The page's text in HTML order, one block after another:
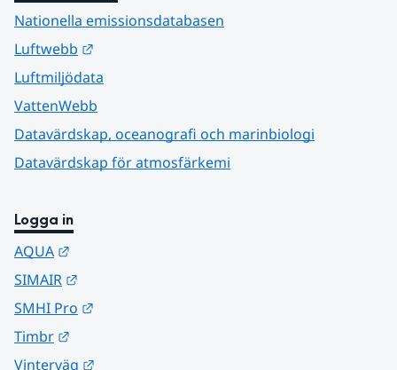
Nationella emissionsdatabasen
Luftwebb
Luftmiljödata
VattenWebb
Datavärdskap, oceanografi och marinbiologi
Datavärdskap för atmosfärkemi
Logga in
AQUA
SIMAIR
SMHI Pro
Timbr
Vinterväg